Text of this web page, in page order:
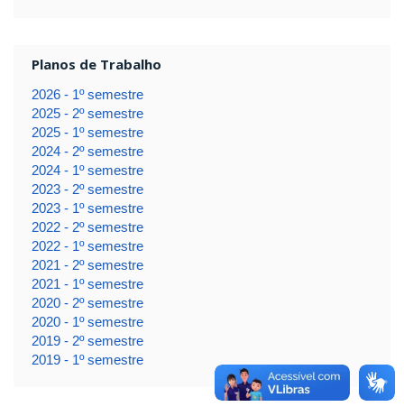
Planos de Trabalho
2026 - 1º semestre
2025 - 2º semestre
2025 - 1º semestre
2024 - 2º semestre
2024 - 1º semestre
2023 - 2º semestre
2023 - 1º semestre
2022 - 2º semestre
2022 - 1º semestre
2021 - 2º semestre
2021 - 1º semestre
2020 - 2º semestre
2020 - 1º semestre
2019 - 2º semestre
2019 - 1º semestre